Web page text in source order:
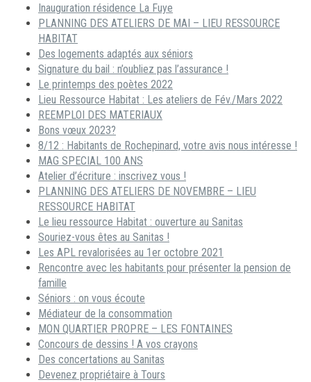
Inauguration résidence La Fuye
PLANNING DES ATELIERS DE MAI – LIEU RESSOURCE
HABITAT
Des logements adaptés aux séniors
Signature du bail : n’oubliez pas l’assurance !
Le printemps des poètes 2022
Lieu Ressource Habitat : Les ateliers de Fév./Mars 2022
REEMPLOI DES MATERIAUX
Bons vœux 2023?
8/12 : Habitants de Rochepinard, votre avis nous intéresse !
MAG SPECIAL 100 ANS
Atelier d’écriture : inscrivez vous !
PLANNING DES ATELIERS DE NOVEMBRE – LIEU
RESSOURCE HABITAT
Le lieu ressource Habitat : ouverture au Sanitas
Souriez-vous êtes au Sanitas !
Les APL revalorisées au 1er octobre 2021
Rencontre avec les habitants pour présenter la pension de
famille
Séniors : on vous écoute
Médiateur de la consommation
MON QUARTIER PROPRE – LES FONTAINES
Concours de dessins ! A vos crayons
Des concertations au Sanitas
Devenez propriétaire à Tours